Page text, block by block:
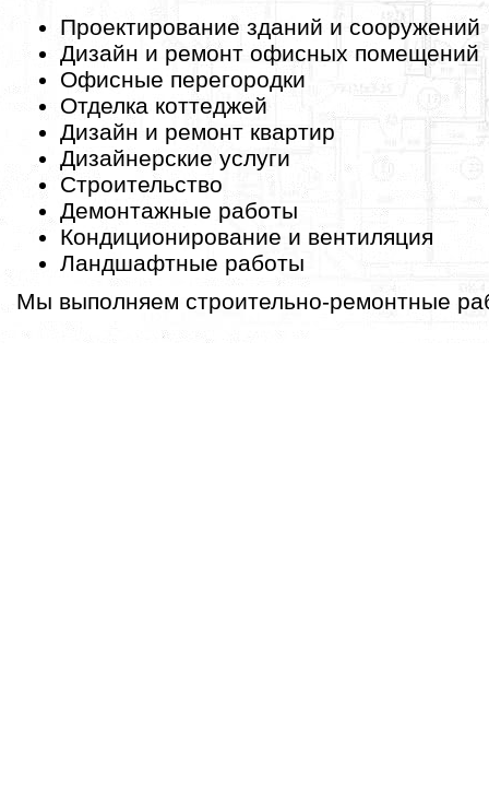
Проектирование зданий и сооружений
Дизайн и ремонт офисных помещений
Офисные перегородки
Отделка коттеджей
Дизайн и ремонт квартир
Дизайнерские услуги
Строительство
Демонтажные работы
Кондиционирование и вентиляция
Ландшафтные работы
Мы выполняем строительно-ремонтные